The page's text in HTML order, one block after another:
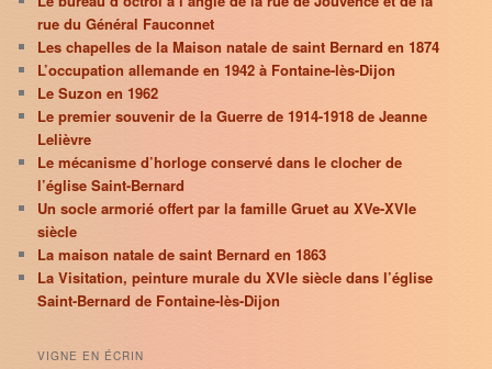
rue du Général Fauconnet
Les chapelles de la Maison natale de saint Bernard en 1874
L’occupation allemande en 1942 à Fontaine-lès-Dijon
Le Suzon en 1962
Le premier souvenir de la Guerre de 1914-1918 de Jeanne
Lelièvre
Le mécanisme d’horloge conservé dans le clocher de
l’église Saint-Bernard
Un socle armorié offert par la famille Gruet au XVe-XVIe
siècle
La maison natale de saint Bernard en 1863
La Visitation, peinture murale du XVIe siècle dans l’église
Saint-Bernard de Fontaine-lès-Dijon
VIGNE EN ÉCRIN